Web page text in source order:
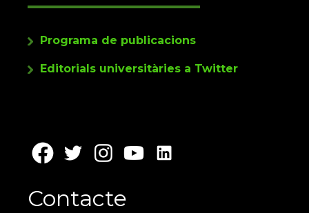
Programa de publicacions
Editorials universitàries a Twitter
Contacte